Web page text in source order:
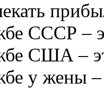
СССР –
США –
у жены